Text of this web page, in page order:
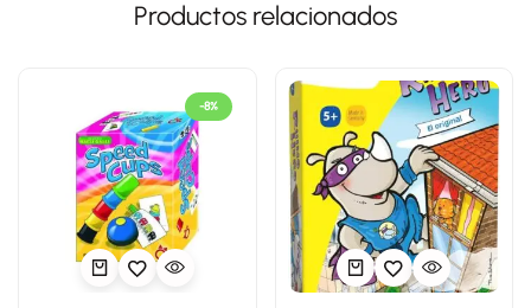
Productos relacionados
-8%